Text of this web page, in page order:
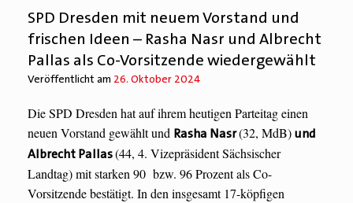
SPD Dresden mit neuem Vorstand und
frischen Ideen – Rasha Nasr und Albrecht
Pallas als Co-Vorsitzende wiedergewählt
Veröffentlicht am 26. Oktober 2024
Die SPD Dresden hat auf ihrem heutigen Parteitag einen
neuen Vorstand gewählt und Rasha Nasr(32, MdB)und
Albrecht Pallas(44, 4. Vizepräsident Sächsischer
Landtag) mitstarken 90 bzw. 96 Prozentals Co-
Vorsitzende bestätigt. In den insgesamt 17-köpfigen